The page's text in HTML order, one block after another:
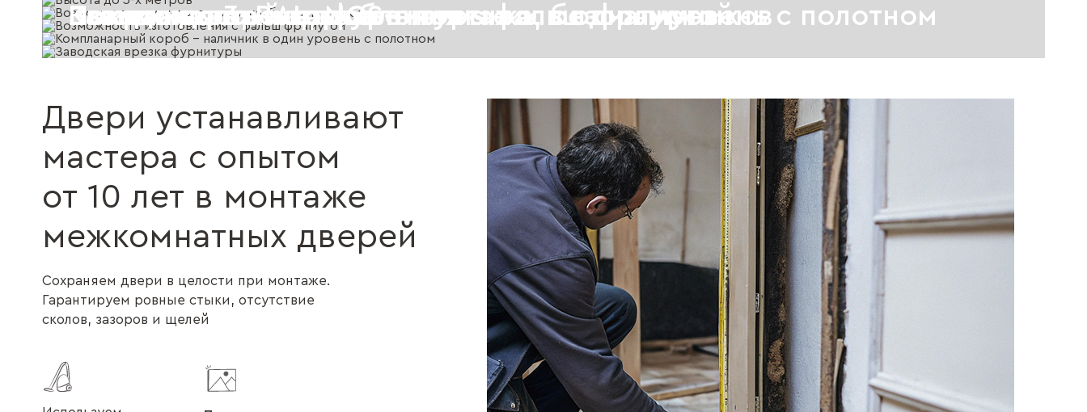
Покраска по RAL, NCS
Высота до 3-х метров
Возможность скрытого монтажа, без наличников
Возможность изготовления с фальш фрамугой
Компланарный короб - наличник в один уровень с полотном
Заводская врезка фурнитуры
Двери устанавливают
мастера с опытом
от 10 лет в монтаже
межкомнатных дверей
Сохраняем двери в целости при монтаже.
Гарантируем ровные стыки, отсутствие
сколов, зазоров и щелей